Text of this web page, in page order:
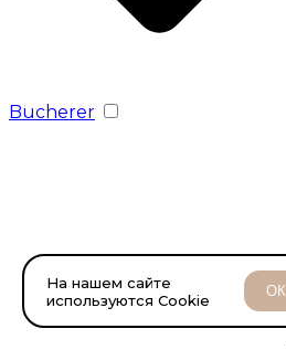
Bucherer
На нашем сайте
используются Cookie
ОК